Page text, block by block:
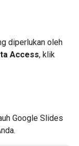
diperlukan oleh
Access, klik
Google Slides